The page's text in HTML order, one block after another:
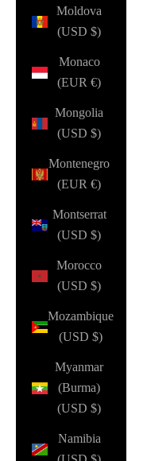
Moldova
(USD $)
Monaco
(EUR €)
Mongolia
(USD $)
Montenegro
(EUR €)
Montserrat
(USD $)
Morocco
(USD $)
Mozambique
(USD $)
Myanmar
(Burma)
(USD $)
Namibia